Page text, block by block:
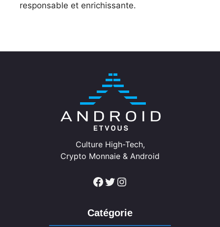
responsable et enrichissante.
Culture High-Tech,
Crypto Monnaie & Android
Facebook Twitter Instagram
Catégorie